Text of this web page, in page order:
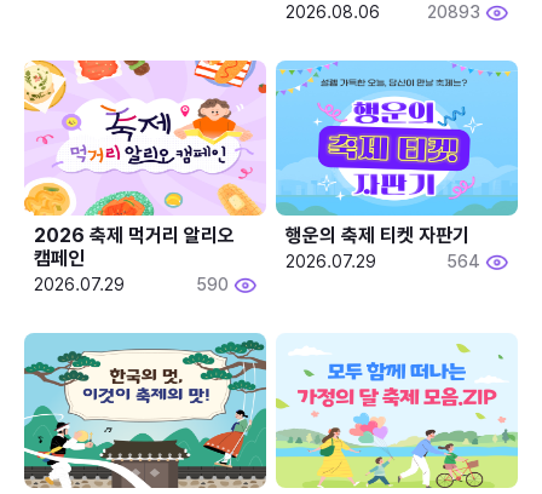
2026.08.06 20893
2026 축제 먹거리 알리오
캠페인
2026.07.29 590
행운의 축제 티켓 자판기
2026.07.29 564